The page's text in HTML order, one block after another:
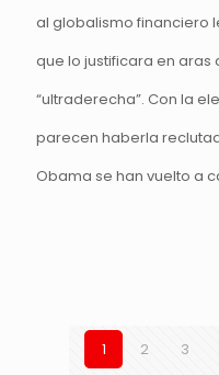
al globalismo financiero
que lo justificara en
“ultraderecha”. Con la
parecen haberla
Obama se han vuelto a
1 2 3